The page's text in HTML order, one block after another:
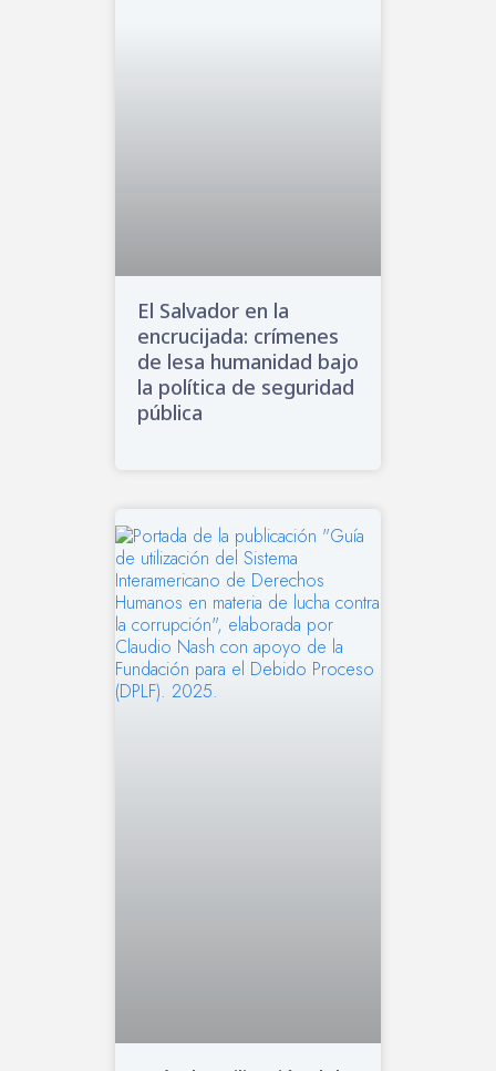
El Salvador en la
encrucijada: crímenes
de lesa humanidad bajo
la política de seguridad
pública